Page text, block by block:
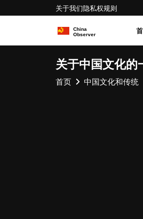
关于我们隐私权规则
关于中国文化的
首页 中国文化和传统